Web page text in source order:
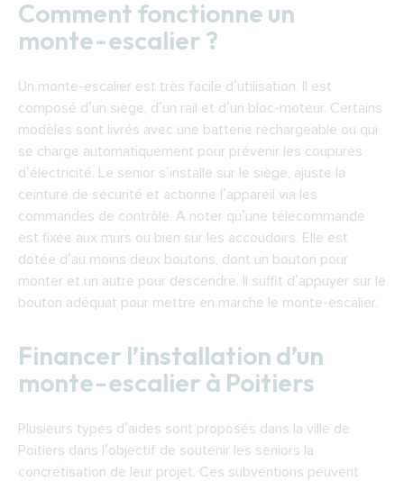
Comment fonctionne un
monte-escalier ?
Un monte-escalier est très facile d’utilisation. Il est
composé d’un siège, d’un rail et d’un bloc-moteur. Certains
modèles sont livrés avec une batterie rechargeable ou qui
se charge automatiquement pour prévenir les coupures
d’électricité. Le senior s’installe sur le siège, ajuste la
ceinture de sécurité et actionne l’appareil via les
commandes de contrôle. A noter qu’une télécommande
est fixée aux murs ou bien sur les accoudoirs. Elle est
dotée d’au moins deux boutons, dont un bouton pour
monter et un autre pour descendre. Il suffit d’appuyer sur le
bouton adéquat pour mettre en marche le monte-escalier.
Financer l’installation d’un
monte-escalier à Poitiers
Plusieurs types d’aides sont proposés dans la ville de
Poitiers dans l’objectif de soutenir les seniors la
concrétisation de leur projet. Ces subventions peuvent